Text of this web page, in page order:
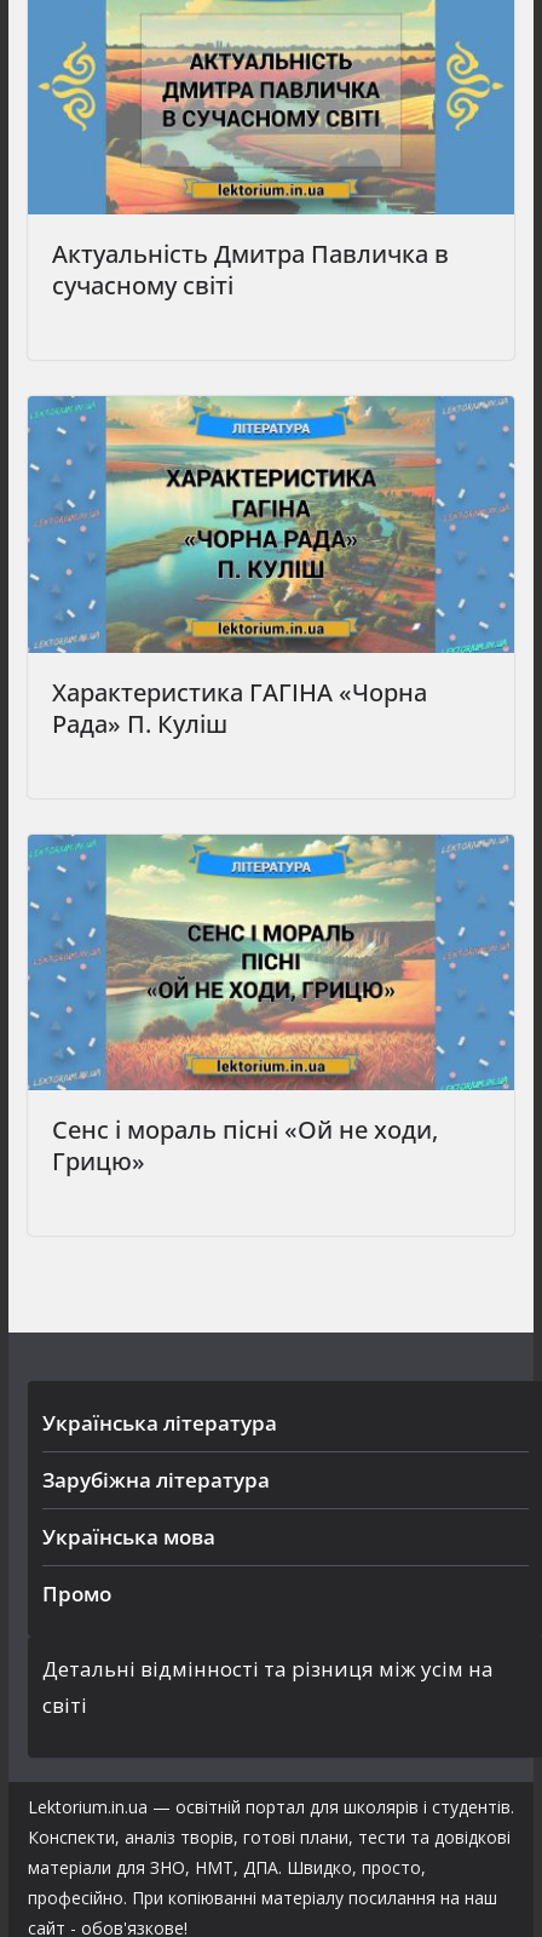
Актуальність Дмитра Павличка в
сучасному світі
Характеристика ГАГІНА «Чорна
Рада» П. Куліш
Сенс і мораль пісні «Ой не ходи,
Грицю»
Українська література
Зарубіжна література
Українська мова
Промо
Детальні відмінності та різниця між усім на
світі
Lektorium.in.ua — освітній портал для школярів і студентів.
Конспекти, аналіз творів, готові плани, тести та довідкові
матеріали для ЗНО, НМТ, ДПА. Швидко, просто,
професійно. При копіюванні матеріалу посилання на наш
сайт - обов'язкове!